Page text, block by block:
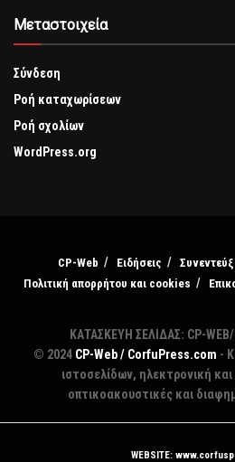
Μεταστοιχεία
Σύνδεση
Ροή καταχωρίσεων
Ροή σχολίων
WordPress.org
CP-Web Ειδήσεις
Πολιτική απορρήτου και cookies
ΚΑΤΑΣΚΕΥΗ ΣΕΛΙΔΑΣ: CP-WEB/
© 2024 CP-Web / CorfuPress.com -
ιστοσελίδων, ηλεκτρονική
οπτικοακουστικές και
WEBSITE: